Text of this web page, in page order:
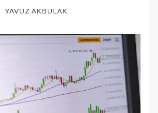
YAVUZ AKBULAK